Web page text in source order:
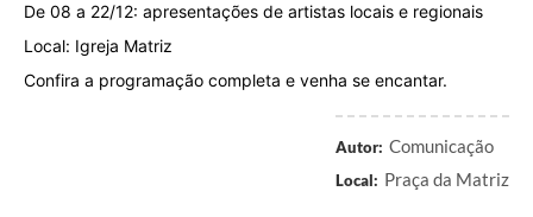
Diário Oficial
De 08 a 22/12: apresentações de artistas locais e regionais
Local: Igreja Matriz
Confira a programação completa e venha se encantar.
Autor: Comunicação
Local: Praça da Matriz